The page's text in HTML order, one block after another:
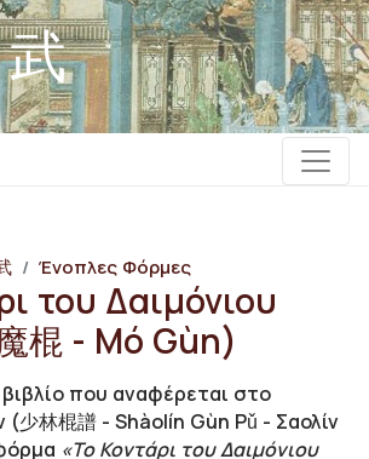
武
Ένοπλες Φόρμες
του Δαιμόνιου
棍 - Mó Gùn)
που αναφέρεται στο
(少林棍譜 - Shàolín Gùn Pǔ - Σαολίν
«Το Κοντάρι του Δαιμόνιου